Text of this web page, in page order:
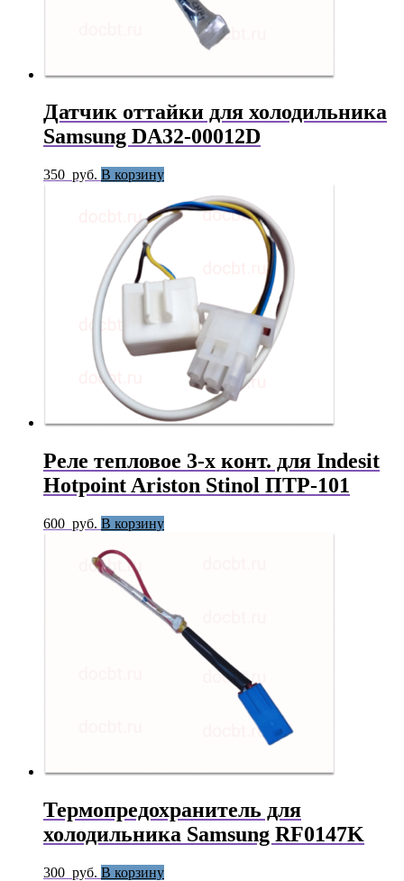
Датчик оттайки для холодильника
Samsung DA32-00012D
350 руб. В корзину
Реле тепловое 3-х конт. для Indesit
Hotpoint Ariston Stinol ПТР-101
600 руб. В корзину
Термопредохранитель для
холодильника Samsung RF0147K
300 руб. В корзину